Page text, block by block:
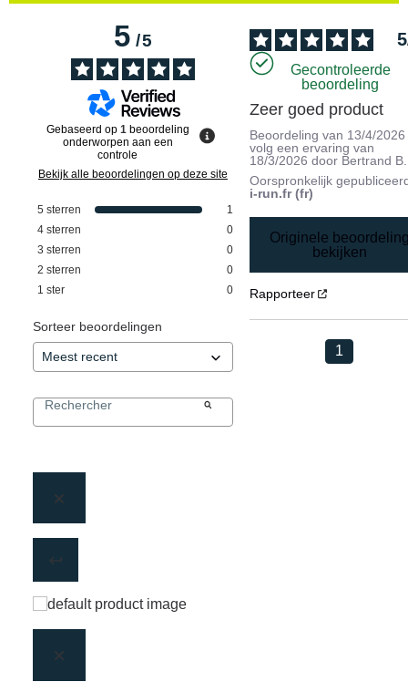
5/5
Gebaseerd op 1 beoordeling
onderworpen aan een
controle
Bekijk alle beoordelingen op deze site
5 sterren
1
4 sterren
0
3 sterren
0
2 sterren
0
1 ster 0
Sorteer beoordelingen
5
Gecontroleerde
beoordeling
Zeer goed product
Beoordeling van 13/4/2026
volg een ervaring van
18/3/2026 door Bertrand B.
Oorspronkelijk
i-run.fr (fr)
Originele
bekijken
Rapporteer
1